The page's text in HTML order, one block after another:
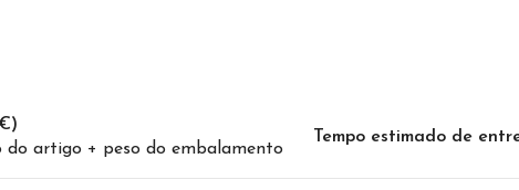
do artigo + peso do embalamento
Tempo estimado de